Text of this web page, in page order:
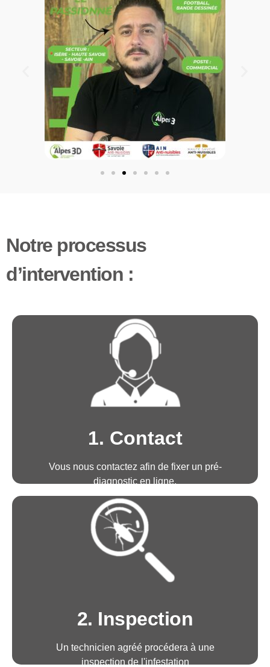
Notre processus
d’intervention :
1. Contact
Vous nous contactez afin de fixer un pré-
diagnostic en ligne.
Avantages :
• Télé-technicien disponible 6j7 de 8h30 à
2. Inspection
Un technicien agréé procédera à une
inspection de l'infestation